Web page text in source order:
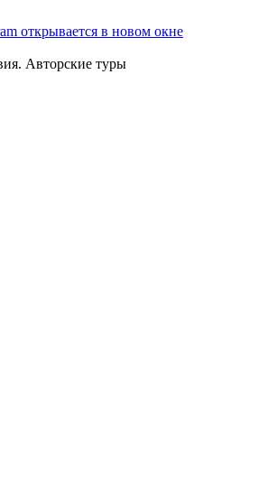
открывается в новом окне
Авторские туры